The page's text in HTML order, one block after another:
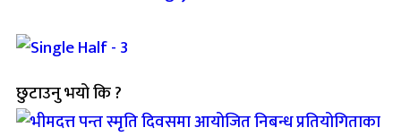
छुटाउनु भयो कि ?